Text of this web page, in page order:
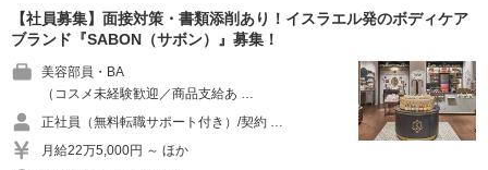
【社員募集】面接対策・書類添削あり！イスラエル発のボディケア
ブランド『SABON（サボン）』募集！
美容部員・BA
（コスメ未経験歓迎／商品支給あ …
正社員（無料転職サポート付き）/契約 …
月給22万5,000円 ～ ほか